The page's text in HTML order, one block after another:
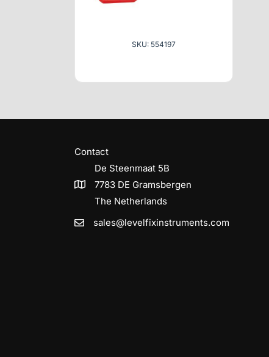
SKU: 554197
Contact
De Steenmaat 5B
7783 DE Gramsbergen
The Netherlands
sales@levelfixinstruments.com